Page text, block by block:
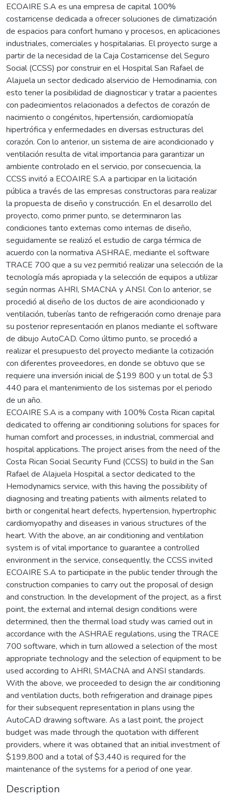
ECOAIRE S.A es una empresa de capital 100%
costarricense dedicada a ofrecer soluciones de climatización
de espacios para confort humano y procesos, en aplicaciones
industriales, comerciales y hospitalarias. El proyecto surge a
partir de la necesidad de la Caja Costarricense del Seguro
Social (CCSS) por construir en el Hospital San Rafael de
Alajuela un sector dedicado alservicio de Hemodinamia, con
esto tener la posibilidad de diagnosticar y tratar a pacientes
con padecimientos relacionados a defectos de corazón de
nacimiento o congénitos, hipertensión, cardiomiopatía
hipertrófica y enfermedades en diversas estructuras del
corazón. Con lo anterior, un sistema de aire acondicionado y
ventilación resulta de vital importancia para garantizar un
ambiente controlado en el servicio, por consecuencia, la
CCSS invitó a ECOAIRE S.A a participar en la licitación
pública a través de las empresas constructoras para realizar
la propuesta de diseño y construcción. En el desarrollo del
proyecto, como primer punto, se determinaron las
condiciones tanto externas como internas de diseño,
seguidamente se realizó el estudio de carga térmica de
acuerdo con la normativa ASHRAE, mediante el software
TRACE 700 que a su vez permitió realizar una selección de la
tecnología más apropiada y la selección de equipos a utilizar
según normas AHRI, SMACNA y ANSI. Con lo anterior, se
procedió al diseño de los ductos de aire acondicionado y
ventilación, tuberías tanto de refrigeración como drenaje para
su posterior representación en planos mediante el software
de dibujo AutoCAD. Como último punto, se procedió a
realizar el presupuesto del proyecto mediante la cotización
con diferentes proveedores, en donde se obtuvo que se
requiere una inversión inicial de $199 800 y un total de $3
440 para el mantenimiento de los sistemas por el periodo
de un año.
ECOAIRE S.A is a company with 100% Costa Rican capital
dedicated to offering air conditioning solutions for spaces for
human comfort and processes, in industrial, commercial and
hospital applications. The project arises from the need of the
Costa Rican Social Security Fund (CCSS) to build in the San
Rafael de Alajuela Hospital a sector dedicated to the
Hemodynamics service, with this having the possibility of
diagnosing and treating patients with ailments related to
birth or congenital heart defects, hypertension, hypertrophic
cardiomyopathy and diseases in various structures of the
heart. With the above, an air conditioning and ventilation
system is of vital importance to guarantee a controlled
environment in the service, consequently, the CCSS invited
ECOAIRE S.A to participate in the public tender through the
construction companies to carry out the proposal of design
and construction. In the development of the project, as a first
point, the external and internal design conditions were
determined, then the thermal load study was carried out in
accordance with the ASHRAE regulations, using the TRACE
700 software, which in turn allowed a selection of the most
appropriate technology and the selection of equipment to be
used according to AHRI, SMACNA and ANSI standards.
With the above, we proceeded to design the air conditioning
and ventilation ducts, both refrigeration and drainage pipes
for their subsequent representation in plans using the
AutoCAD drawing software. As a last point, the project
budget was made through the quotation with different
providers, where it was obtained that an initial investment of
$199,800 and a total of $3,440 is required for the
maintenance of the systems for a period of one year.
Description